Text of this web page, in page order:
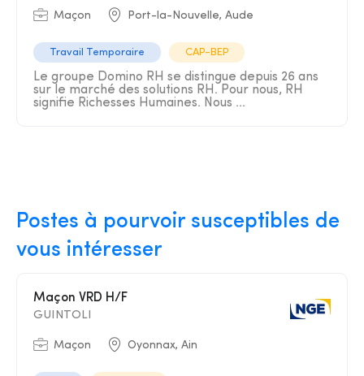
Maçon Port-la-Nouvelle, Aude
Travail Temporaire CAP-BEP
Le groupe Domino RH se distingue depuis 26 ans
sur le marché des solutions RH. Pour nous, RH
signifie Richesses Humaines. Nous ...
Postes à pourvoir susceptibles de
vous intéresser
Maçon VRD H/F
GUINTOLI
Maçon Oyonnax, Ain